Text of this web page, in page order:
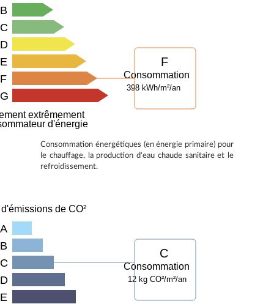
B
C
D
E
F
Consommation
398 kWh/m²/an
F
G
extrêmement
d'énergie
Consommation énergétiques (en énergie primaire) pour
le chauffage, la production d'eau chaude sanitaire et le
refroidissement.
de CO²
A
B
C
Consommation
12 kg CO²/m²/an
C
D
E